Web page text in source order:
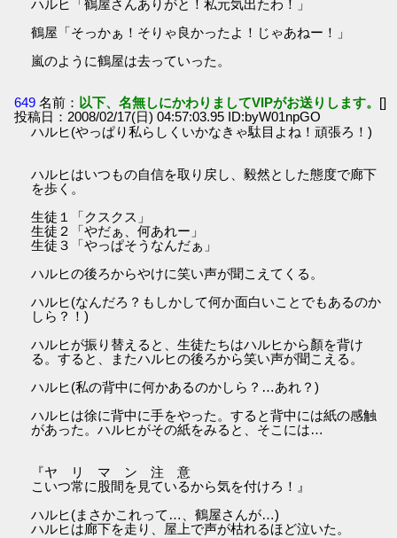
ハルヒ「鶴屋さんありがと！私元気出たわ！」
鶴屋「そっかぁ！そりゃ良かったよ！じゃあねー！」
嵐のように鶴屋は去っていった。
649 名前： 以下、名無しにかわりましてVIPがお送りします。 []
投稿日：2008/02/17(日) 04:57:03.95 ID:byW01npGO
ハルヒ(やっぱり私らしくいかなきゃ駄目よね！頑張ろ！)
ハルヒはいつもの自信を取り戻し、毅然とした態度で廊下
を歩く。
生徒１「クスクス」
生徒２「やだぁ、何あれー」
生徒３「やっぱそうなんだぁ」
ハルヒの後ろからやけに笑い声が聞こえてくる。
ハルヒ(なんだろ？もしかして何か面白いことでもあるのか
しら？！)
ハルヒが振り替えると、生徒たちはハルヒから顏を背け
る。すると、またハルヒの後ろから笑い声が聞こえる。
ハルヒ(私の背中に何かあるのかしら？…あれ？)
ハルヒは徐に背中に手をやった。すると背中には紙の感触
があった。ハルヒがその紙をみると、そこには…
『ヤ リ マ ン 注 意
こいつ常に股間を見ているから気を付けろ！』
ハルヒ(まさかこれって…、鶴屋さんが…)
ハルヒは廊下を走り、屋上で声が枯れるほど泣いた。